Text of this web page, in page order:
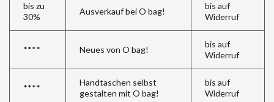
bis zu
30%
Ausverkauf bei O bag!
bis auf
Widerruf
**** Neues von O bag!
bis auf
Widerruf
****
Handtaschen selbst
gestalten mit O bag!
bis auf
Widerruf